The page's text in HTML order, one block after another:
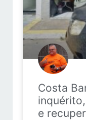
Costa
e